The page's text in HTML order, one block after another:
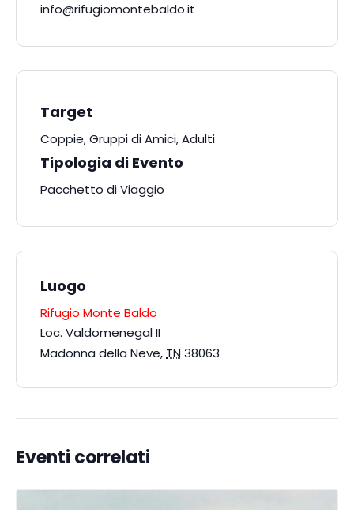
Luogo
Rifugio Monte Baldo
Loc. Valdomenegal II
Madonna della Neve,TN 38063
info@rifugiomontebaldo.it
Target
Coppie, Gruppi di Amici, Adulti
Tipologia di Evento
Pacchetto di Viaggio
Eventi correlati